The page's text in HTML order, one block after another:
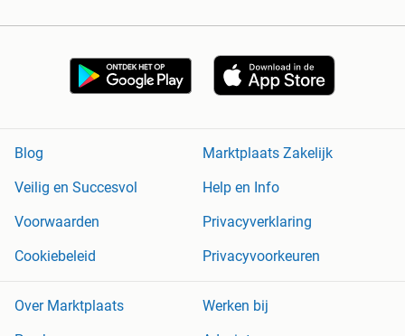
Blog
Marktplaats Zakelijk
Veilig en Succesvol
Help en Info
Voorwaarden
Privacyverklaring
Cookiebeleid
Privacyvoorkeuren
Over Marktplaats
Werken bij